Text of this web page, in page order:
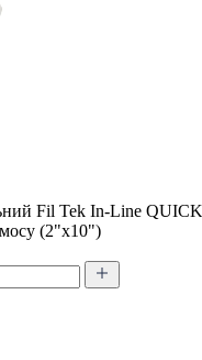
Fil Tek In-Line
(2"х10")